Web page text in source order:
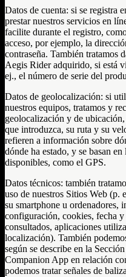
Datos de cuenta: si se registra
prestar nuestros servicios en
facilite durante el registro,
acceso, por ejemplo, la
contraseña. También tratamos
Aegis Rider adquirido, si está
ej., el número de serie del
Datos de geolocalización: si
nuestros equipos, tratamos y
geolocalización y de
que introduzca, su ruta y su
refieren a información sobre
dónde ha estado, y se basan
disponibles, como el GPS.
Datos técnicos: también
uso de nuestros Sitios Web
su smartphone u ordenadores,
configuración, cookies, fecha
consultados, aplicaciones
localización). También
según se describe en la
Companion App en relación
podemos tratar señales de